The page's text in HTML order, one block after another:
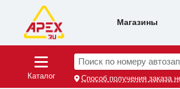
Магазины
Каталог
Поиск по номеру
Способ получения заказа